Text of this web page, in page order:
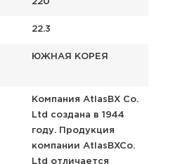
220
22.3
ЮЖНАЯ КОРЕЯ
Компания AtlasBX Co.
Ltd создана в 1944
году. Продукция
компании AtlasBXCo.
Ltd отличается